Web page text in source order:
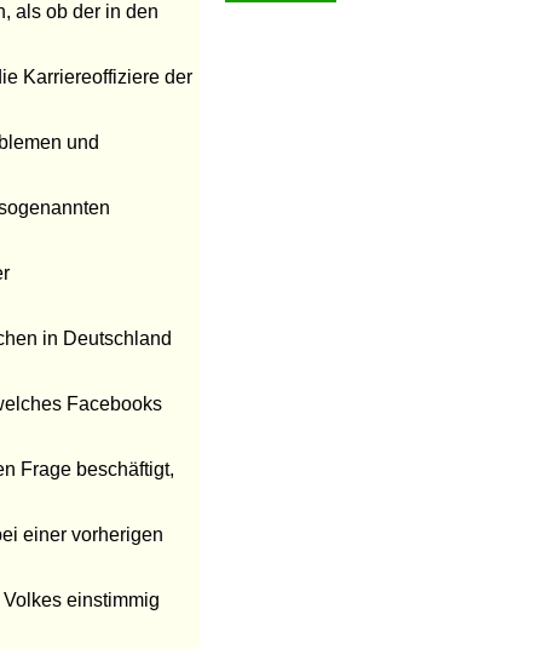
als ob der in den
Karriereoffiziere der
und
in Deutschland
Facebooks
Frage beschäftigt,
einer vorherigen
einstimmig